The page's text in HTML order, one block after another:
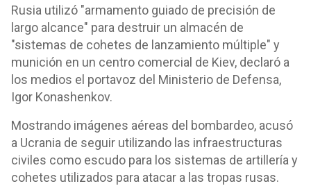
Rusia utilizó "armamento guiado de precisión de
largo alcance" para destruir un almacén de
"sistemas de cohetes de lanzamiento múltiple" y
munición en un centro comercial de Kiev, declaró a
los medios el portavoz del Ministerio de Defensa,
Igor Konashenkov.
Mostrando imágenes aéreas del bombardeo, acusó
a Ucrania de seguir utilizando las infraestructuras
civiles como escudo para los sistemas de artillería y
cohetes utilizados para atacar a las tropas rusas.